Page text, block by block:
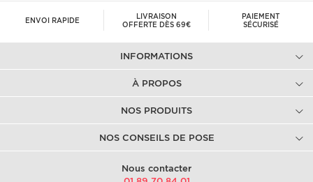
ENVOI RAPIDE
LIVRAISON
OFFERTE DÈS 69€
PAIEMENT
SÉCURISÉ
INFORMATIONS
À PROPOS
NOS PRODUITS
NOS CONSEILS DE POSE
Nous contacter